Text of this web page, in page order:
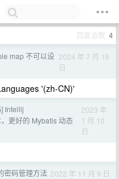
回复总数 4
map 不可以设 2024 年 7 月 16
日
'(zh-CN)'
Intellij
更好的 Mybatis 动态
2023 年
1 月 10
日
密码管理方法 2022 年 11 月 9 日